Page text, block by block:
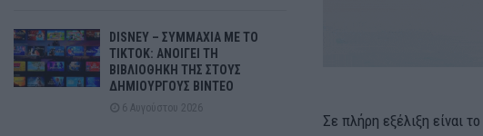
Σε πλήρη εξέλιξη είναι
DISNEY – ΣΥΜΜΑΧΙΑ ΜΕ ΤΟ
TIKTOK: ΑΝΟΙΓΕΙ ΤΗ
ΒΙΒΛΙΟΘΗΚΗ ΤΗΣ ΣΤΟΥΣ
ΔΗΜΙΟΥΡΓΟΥΣ ΒΙΝΤΕΟ
6 Αυγούστου 2026